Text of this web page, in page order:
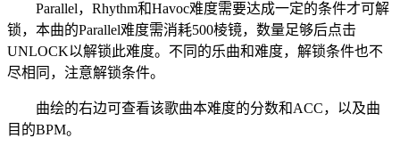
Parallel，Rhythm和Havoc难度需要达成一定的条件才可解
锁，本曲的Parallel难度需消耗500棱镜，数量足够后点击
UNLOCK以解锁此难度。不同的乐曲和难度，解锁条件也不
尽相同，注意解锁条件。
曲绘的右边可查看该歌曲本难度的分数和ACC，以及曲
目的BPM。